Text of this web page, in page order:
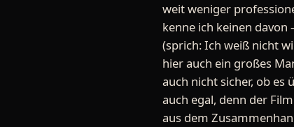
weit weniger
kenne ich keinen
(sprich: Ich weiß nicht
hier auch ein großes
auch nicht sicher, ob es
auch egal, denn der
aus dem